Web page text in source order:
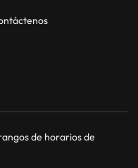
de horarios de